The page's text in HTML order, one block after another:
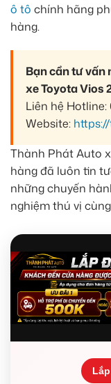
ô tô chính hãng
hàng.
Bạn cần tư vấn
xe Toyota Vios
Liên hệ Hotline:
Website:
Thành Phát Auto
hàng đã luôn tin
những chuyến
nghiệm thú vị